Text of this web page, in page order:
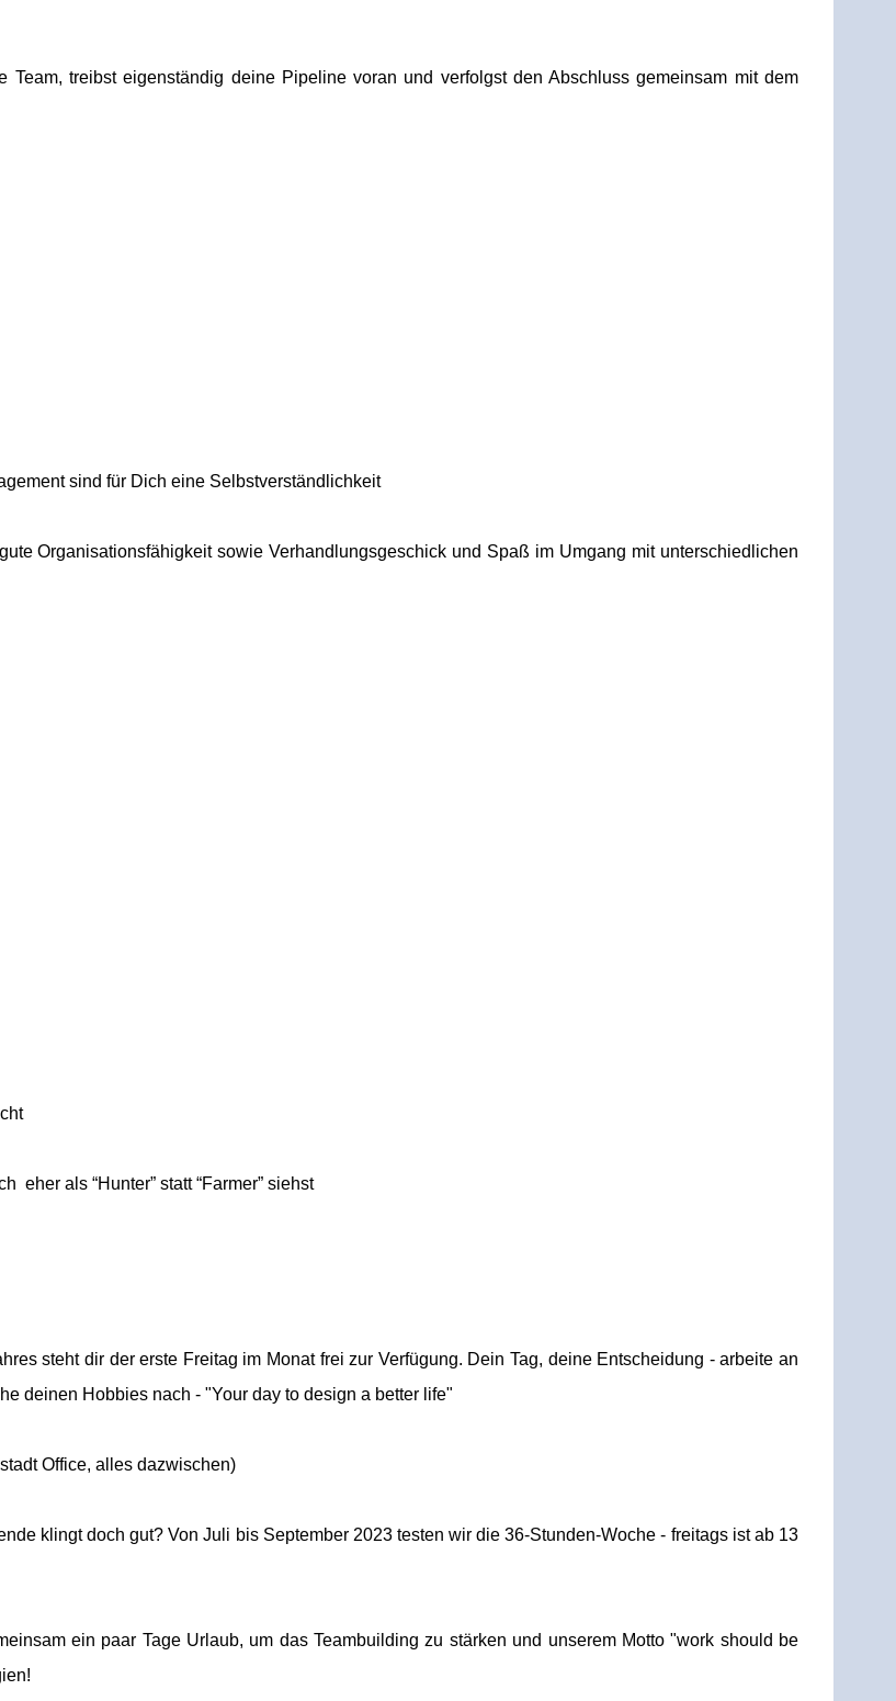
treibst eigenständig deine Pipeline voran und verfolgst den Abschluss gemeinsam mit dem
sind für Dich eine Selbstverständlichkeit
Organisationsfähigkeit sowie Verhandlungsgeschick und Spaß im Umgang mit unterschiedlichen
eher als “Hunter” statt “Farmer” siehst
steht dir der erste Freitag im Monat frei zur Verfügung. Dein Tag, deine Entscheidung - arbeite an
deinen Hobbies nach - "Your day to design a better life"
Office, alles dazwischen)
klingt doch gut? Von Juli bis September 2023 testen wir die 36-Stunden-Woche - freitags ist ab 13
ein paar Tage Urlaub, um das Teambuilding zu stärken und unserem Motto "work should be